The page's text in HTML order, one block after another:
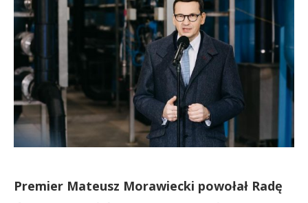
Premier Mateusz Morawiecki powołał Radę